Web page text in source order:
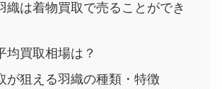
織は着物買取で売ることができ
均買取相場は？
が狙える羽織の種類・特徴